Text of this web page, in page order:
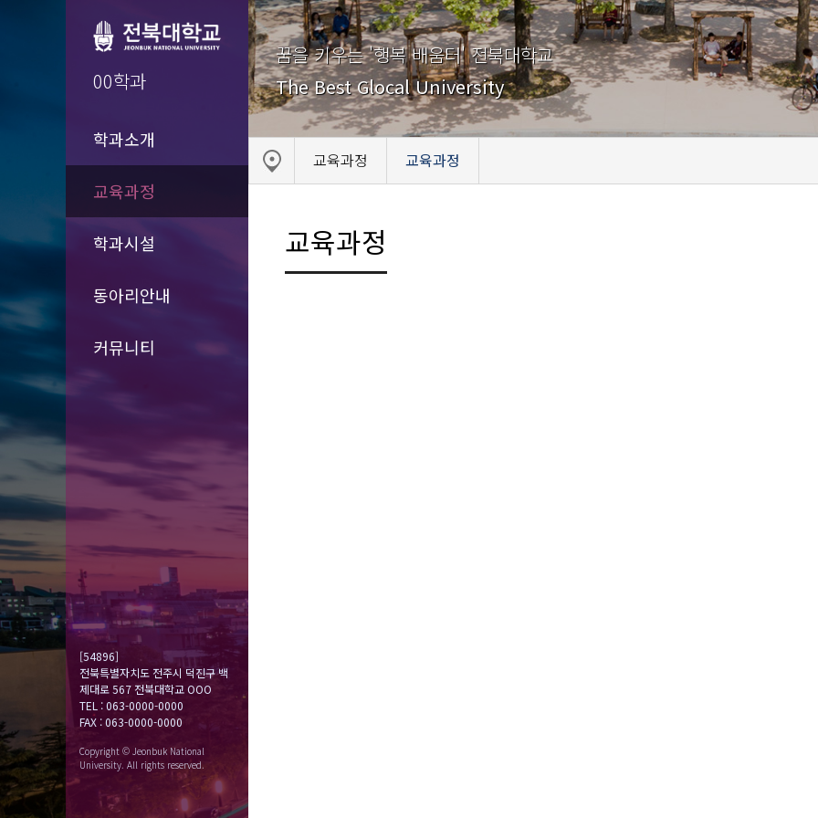
00학과
학과소개
교육과정
학과시설
동아리안내
커뮤니티
꿈을 키우는 '행복 배움터' 전북대학교
The Best Glocal University
교육과정 교육과정
교육과정
[54896]
전북특별자치도 전주시 덕진구 백
제대로 567 전북대학교 OOO
TEL : 063-0000-0000
FAX : 063-0000-0000
Copyright © Jeonbuk National
University. All rights reserved.